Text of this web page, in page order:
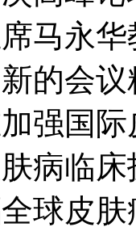
马永
的会
强国
病临
球皮肤